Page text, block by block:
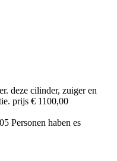
deze cilinder, zuiger en
prijs € 1100,00
Personen haben es